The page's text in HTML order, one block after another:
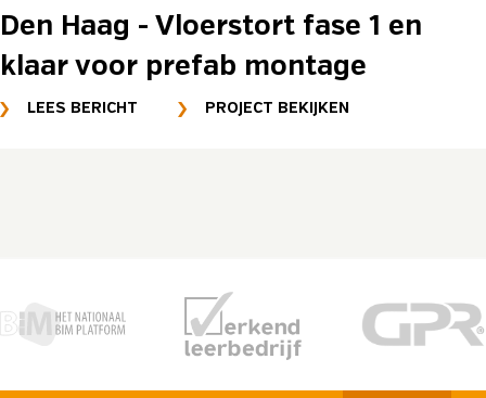
Den Haag - Vloerstort fase 1 en
klaar voor prefab montage
LEES BERICHT PROJECT BEKIJKEN